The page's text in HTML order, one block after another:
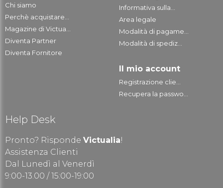
Chi siamo
Perchè acquistare...
Magazine di Victua...
Diventa Partner
Diventa Fornitore
Informativa sulla...
Area legale
Modalità di pagame...
Modalità di spediz...
Il mio account
Registrazione clie...
Recupera la passwo...
Help Desk
Pronto? Risponde Victualia!
Assistenza Clienti
Dal Lunedì al Venerdì
9:00-13.00 / 15:00-19:00